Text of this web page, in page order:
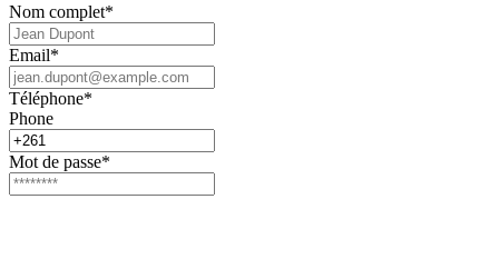
Nom complet*
Email*
Téléphone*
Phone
Mot de passe*